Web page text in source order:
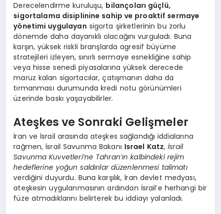
Derecelendirme kuruluşu, bilançoları güçlü,
sigortalama disiplinine sahip ve proaktif sermaye
yönetimi uygulayan sigorta şirketlerinin bu zorlu
dönemde daha dayanıklı olacağını vurguladı. Buna
karşın, yüksek riskli branşlarda agresif büyüme
stratejileri izleyen, sınırlı sermaye esnekliğine sahip
veya hisse senedi piyasalarına yüksek derecede
maruz kalan sigortacılar, çatışmanın daha da
tırmanması durumunda kredi notu görünümleri
üzerinde baskı yaşayabilirler.
Ateşkes ve Sonraki Gelişmeler
İran ve İsrail arasında ateşkes sağlandığı iddialarına
rağmen, İsrail Savunma Bakanı Israel Katz,İsrail
Savunma Kuvvetleri’ne Tahran’ın kalbindeki rejim
hedeflerine yoğun saldırılar düzenlenmesi talimatı
verdiğini duyurdu. Buna karşılık, İran devlet medyası,
ateşkesin uygulanmasının ardından İsrail’e herhangi bir
füze atmadıklarını belirterek bu iddiayı yalanladı.